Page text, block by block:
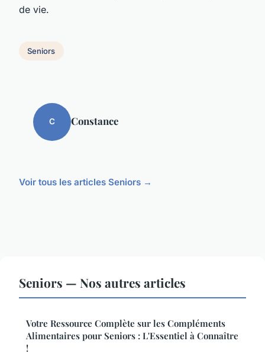
de vie.
Seniors
C Constance
Voir tous les articles Seniors →
Seniors — Nos autres articles
Votre Ressource Complète sur les Compléments
Alimentaires pour Seniors : L'Essentiel à Connaître
!